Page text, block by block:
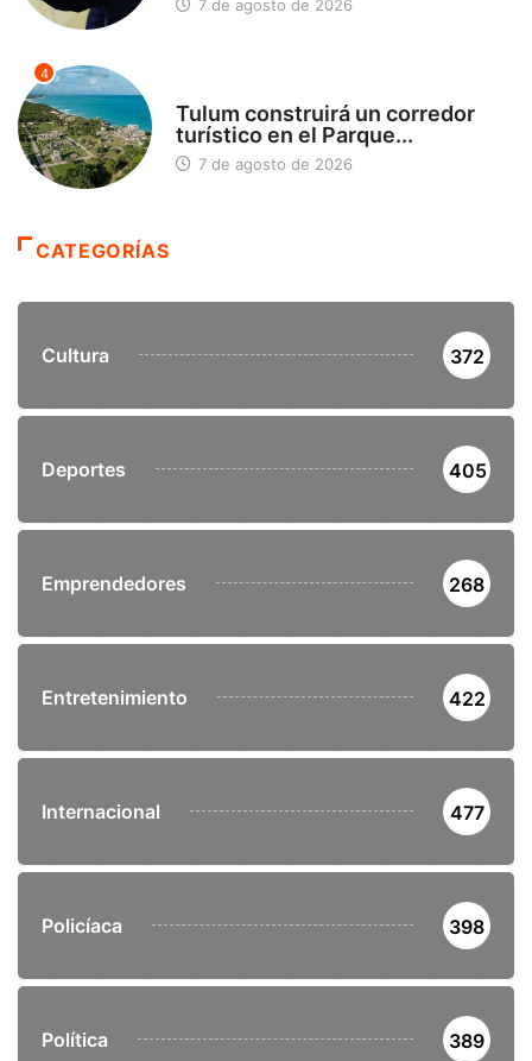
7 de agosto de 2026
4
Tulum construirá un corredor
turístico en el Parque...
7 de agosto de 2026
CATEGORÍAS
Cultura 372
Deportes 405
Emprendedores 268
Entretenimiento 422
Internacional 477
Policíaca 398
Política 389